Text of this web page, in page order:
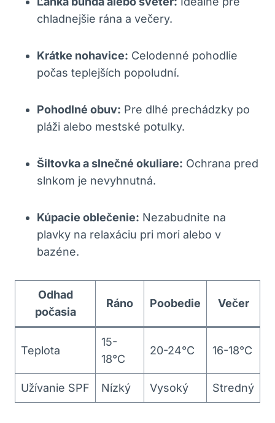
chladnejšie rána a večery.
Krátke nohavice: Celodenné pohodlie
počas teplejších popoludní.
Pohodlné obuv: Pre dlhé prechádzky po
pláži alebo mestské potulky.
Šiltovka a slnečné okuliare: Ochrana pred
slnkom je nevyhnutná.
Kúpacie oblečenie: Nezabudnite na
plavky na relaxáciu pri mori alebo v
bazéne.
Odhad
počasia
Ráno Poobedie Večer
Teplota
15-
18°C
20-24°C 16-18°C
Užívanie SPF Nízký Vysoký Stredný